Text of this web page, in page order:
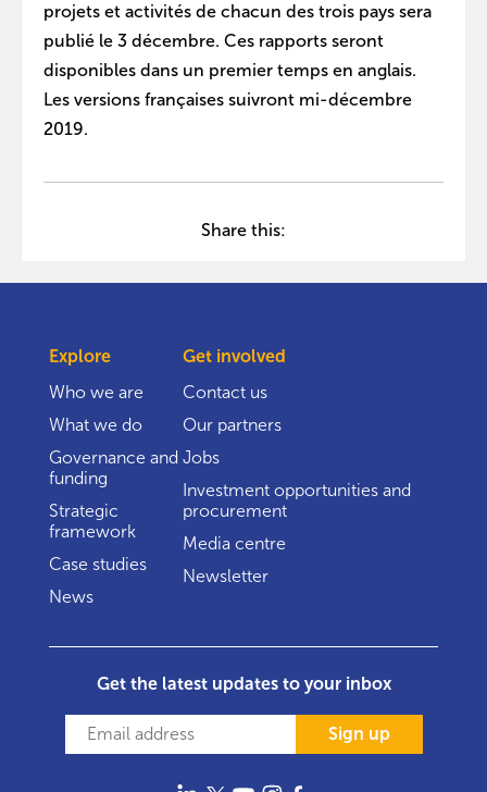
projets et activités de chacun des trois pays sera
publié le 3 décembre. Ces rapports seront
disponibles dans un premier temps en anglais.
Les versions françaises suivront mi-décembre
2019.
Share this:
Explore
Who we are
What we do
Governance and
funding
Strategic
framework
Case studies
News
Get involved
Contact us
Our partners
Jobs
Investment opportunities and
procurement
Media centre
Newsletter
Get the latest updates to your inbox
Sign up